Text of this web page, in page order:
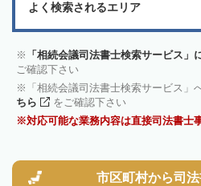
よく検索されるエリア
「相続会議司法書士検索サービス」
ご確認下さい
「相続会議司法書士検索サービス」
ちら
をご確認下さい
対応可能な業務内容は直接司法書士
市区町村から司